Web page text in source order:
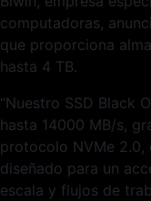
computadoras,
que proporciona
hasta 4 TB.
“Nuestro SSD Black
hasta 14000 MB/s,
protocolo NVMe 2.0,
diseñado para un
escala y flujos de